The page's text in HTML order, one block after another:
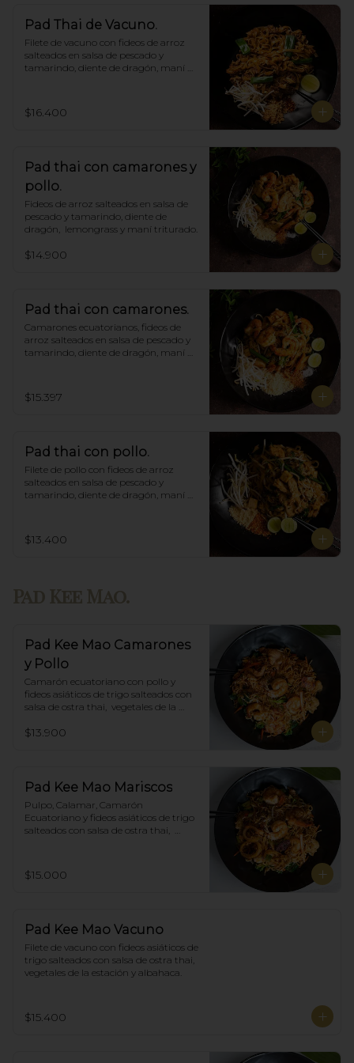
Pad Thai de Vacuno.
Filete de vacuno con fideos de arroz
salteados en salsa de pescado y
tamarindo, diente de dragón, maní
$16.400
Pad thai con camarones y
pollo.
Fideos de arroz salteados en salsa de
pescado y tamarindo, diente de
dragón,  lemongrass y maní triturado.
$14.900
Pad thai con camarones.
Camarones ecuatorianos, fideos de
arroz salteados en salsa de pescado y
tamarindo, diente de dragón, maní
$15.397
Pad thai con pollo.
Filete de pollo con fideos de arroz
salteados en salsa de pescado y
tamarindo, diente de dragón, maní
$13.400
Pad Kee Mao Camarones
y Pollo
Camarón ecuatoriano con pollo y
fideos asiáticos de trigo salteados con
salsa de ostra thai,  vegetales de la
$13.900
Pad Kee Mao Mariscos
Pulpo, Calamar, Camarón
Ecuatoriano y fideos asiáticos de trigo
salteados con salsa de ostra thai,
$15.000
Pad Kee Mao Vacuno
Filete de vacuno con fideos asiáticos de
trigo salteados con salsa de ostra thai,
vegetales de la estación y albahaca.
$15.400